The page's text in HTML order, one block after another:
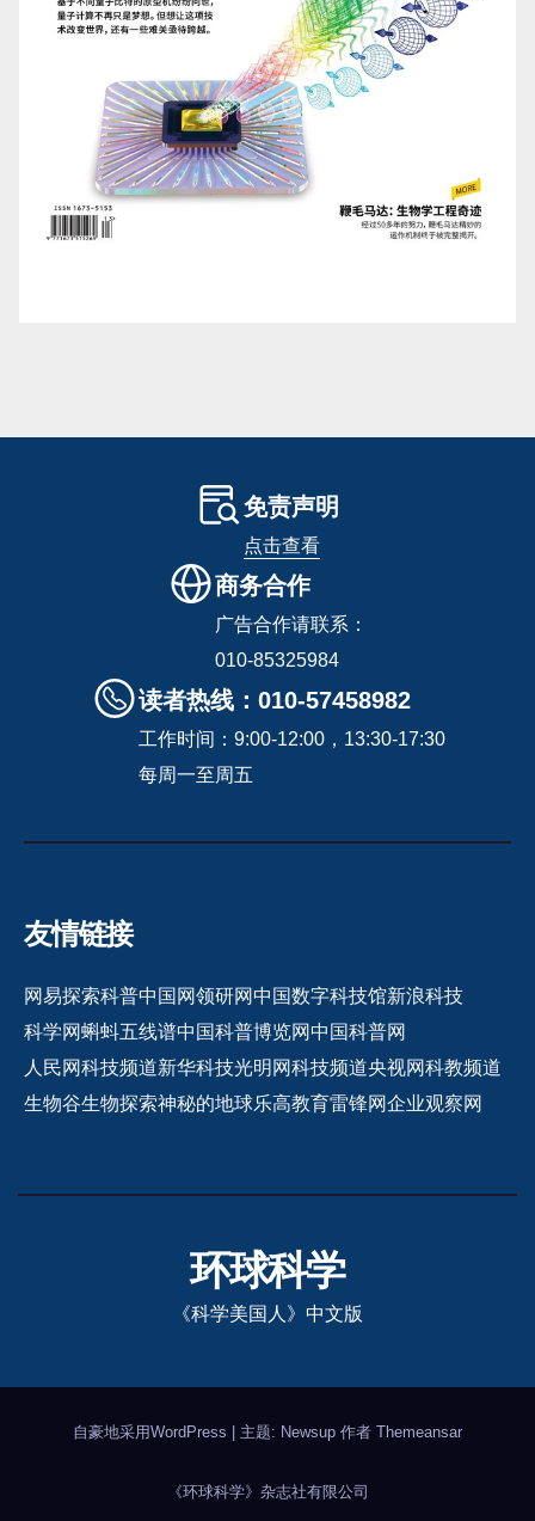
免责声明
点击查看
商务合作
广告合作请联系：
010-85325984
读者热线：010-57458982
工作时间：9:00-12:00，13:30-17:30
每周一至周五
友情链接
网易探索科普中国网领研网中国数字科技馆新浪科技
科学网蝌蚪五线谱中国科普博览网中国科普网
人民网科技频道新华科技光明网科技频道央视网科教频道
生物谷生物探索神秘的地球乐高教育雷锋网企业观察网
环球科学
《科学美国人》中文版
自豪地采用WordPress 主题: Newsup 作者 Themeansar
《环球科学》杂志社有限公司